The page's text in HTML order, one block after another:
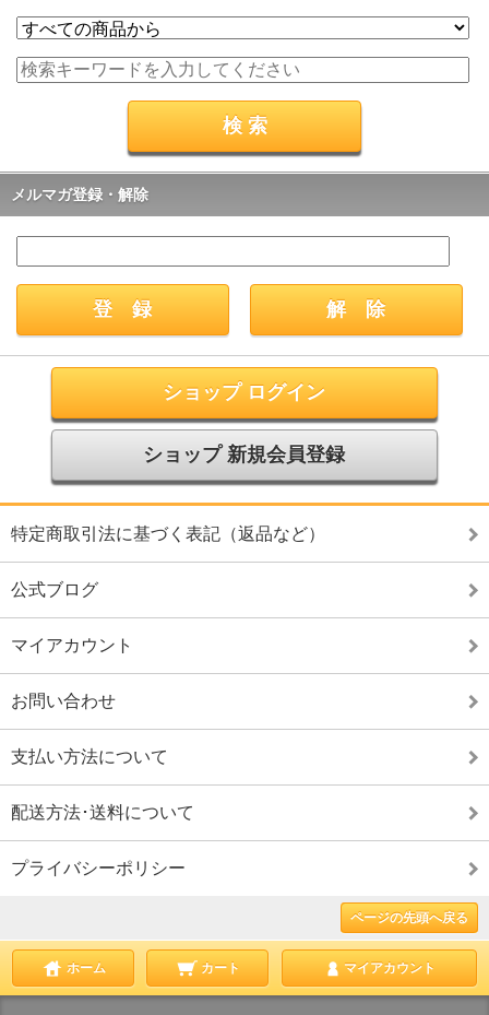
メルマガ登録・解除
ショップ ログイン
ショップ 新規会員登録
特定商取引法に基づく表記（返品など）
公式ブログ
マイアカウント
お問い合わせ
支払い方法について
配送方法･送料について
プライバシーポリシー
ページの先頭へ戻る
ホーム カート マイアカウント